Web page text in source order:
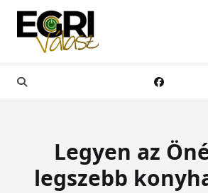
Skip
content
Legyen az
legszebb